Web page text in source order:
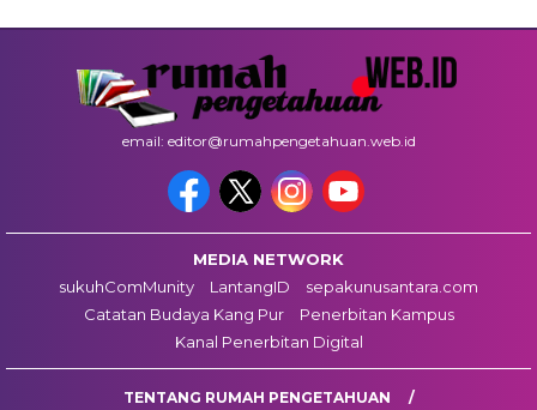
email: editor@rumahpengetahuan.web.id
MEDIA NETWORK
sukuhComMunity
LantangID
sepakunusantara.com
Catatan Budaya Kang Pur
Penerbitan Kampus
Kanal Penerbitan Digital
TENTANG RUMAH PENGETAHUAN